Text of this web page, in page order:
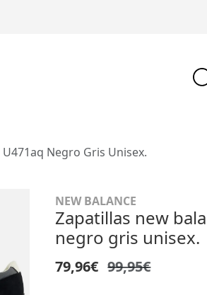
Negro Gris Unisex.
NEW BALANCE
Zapatillas new
negro gris unisex.
79,96€ 99,95€